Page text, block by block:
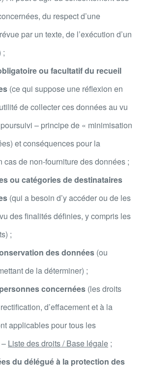
du respect d’une
par un texte, de l’exécution d’un
;
ou facultatif du recueil
(ce qui suppose une réflexion en
de collecter ces données au vu
– principe de « minimisation
et conséquences pour la
cas de non-fourniture des données ;
ou catégories de destinataires
(qui a besoin d’y accéder ou de les
des finalités définies, y compris les
;
des données (ou
de la déterminer) ;
concernées (les droits
d’effacement et à la
applicables pour tous les
Liste des droits / Base légale ;
du délégué à la protection des